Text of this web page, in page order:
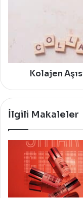
Kolajen
İlgili Makaleler